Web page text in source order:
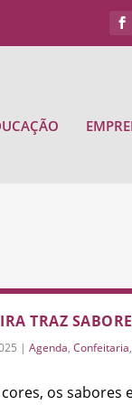
TRAZ
| Agenda, Confeitaria,
os sabores